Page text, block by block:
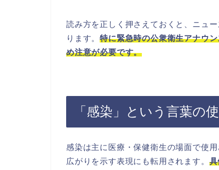
読み方を正しく押さえておくと、ニュ
ります。特に緊急時の公衆衛生アナウ
め注意が必要です。
「感染」という言葉の
感染は主に医療・保健衛生の場面で使
広がりを示す表現にも転用されます。